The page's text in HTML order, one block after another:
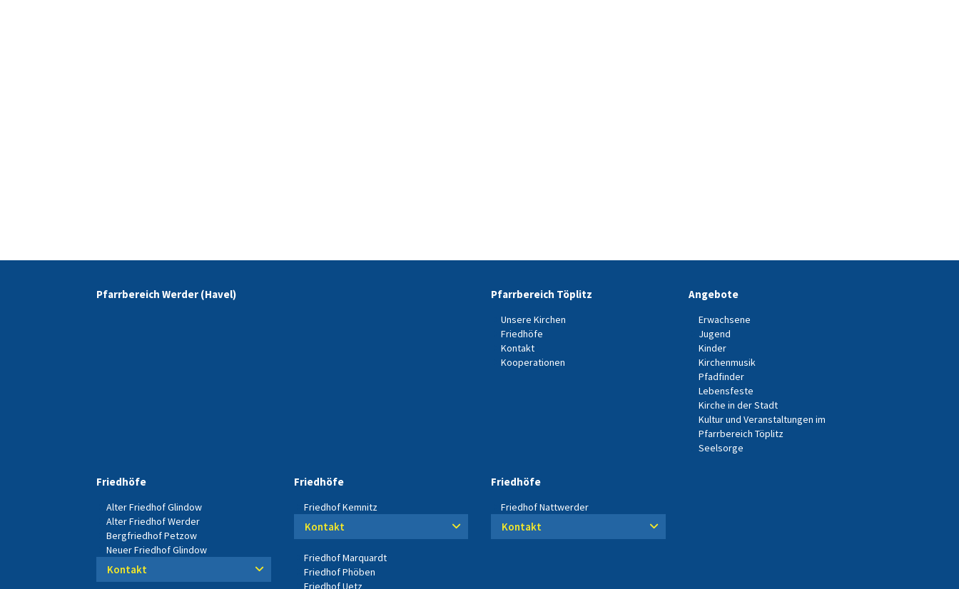
Pfarrbereich Werder (Havel) Pfarrbereich Töplitz
Unsere Kirchen
Friedhöfe
Kontakt
Kooperationen
Angebote
Erwachsene
Jugend
Kinder
Kirchenmusik
Pfadfinder
Lebensfeste
Kirche in der Stadt
Kultur und Veranstaltungen im
Pfarrbereich Töplitz
Seelsorge
Friedhöfe
Alter Friedhof Glindow
Alter Friedhof Werder
Bergfriedhof Petzow
Neuer Friedhof Glindow
Kontakt
Friedhöfe
Friedhof Kemnitz
Kontakt
Friedhof Marquardt
Friedhof Phöben
Friedhof Uetz
Friedhöfe
Friedhof Nattwerder
Kontakt